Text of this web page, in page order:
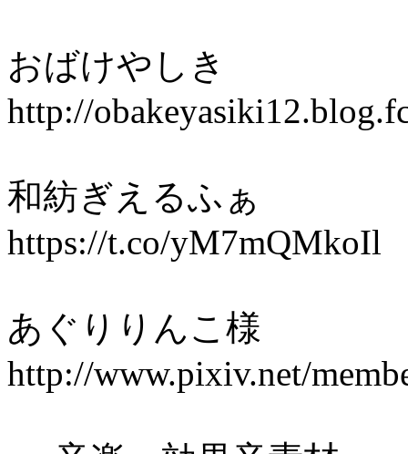
おばけやしき
http://
和紡ぎえるふぁ
https://t.co/yM7mQMkoIl
あぐりりんこ
http://www.pixiv.net/